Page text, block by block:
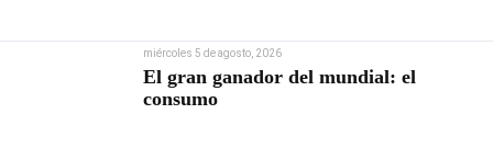
miércoles 5 de agosto, 2026
El gran ganador del mundial: el
consumo